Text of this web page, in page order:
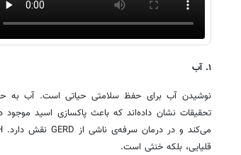
۱. آب
نوشیدن آب برای حفظ سلامتی حیاتی است. آب به
تحقیقات نشان داده‌اند که باعث پاکسازی اسید
قلیایی، بلکه خنثی است.